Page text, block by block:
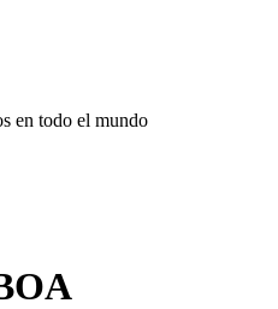
en todo el mundo